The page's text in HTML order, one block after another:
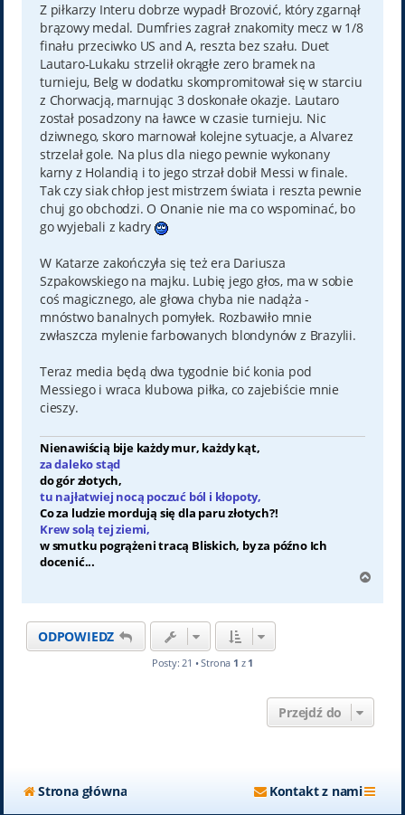
Z piłkarzy Interu dobrze wypadł Brozović, który zgarnął
brązowy medal. Dumfries zagrał znakomity mecz w 1/8
finału przeciwko US and A, reszta bez szału. Duet
Lautaro-Lukaku strzelił okrągłe zero bramek na
turnieju, Belg w dodatku skompromitował się w starciu
z Chorwacją, marnując 3 doskonałe okazje. Lautaro
został posadzony na ławce w czasie turnieju. Nic
dziwnego, skoro marnował kolejne sytuacje, a Alvarez
strzelał gole. Na plus dla niego pewnie wykonany
karny z Holandią i to jego strzał dobił Messi w finale.
Tak czy siak chłop jest mistrzem świata i reszta pewnie
chuj go obchodzi. O Onanie nie ma co wspominać, bo
go wyjebali z kadry
W Katarze zakończyła się też era Dariusza
Szpakowskiego na majku. Lubię jego głos, ma w sobie
coś magicznego, ale głowa chyba nie nadąża -
mnóstwo banalnych pomyłek. Rozbawiło mnie
zwłaszcza mylenie farbowanych blondynów z Brazylii.
Teraz media będą dwa tygodnie bić konia pod
Messiego i wraca klubowa piłka, co zajebiście mnie
cieszy.
Nienawiścią bije każdy mur, każdy kąt,
za daleko stąd
do gór złotych,
tu najłatwiej nocą poczuć ból i kłopoty,
Co za ludzie mordują się dla paru złotych?!
Krew solą tej ziemi,
w smutku pogrążeni tracą Bliskich, by za późno Ich
docenić...
g
ODPOWIEDZ
Posty: 21 • Strona 1 z 1
Przejdź do
Strona główna Kontakt z nami